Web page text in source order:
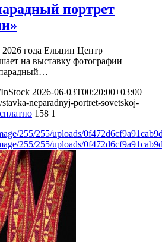
портрет
года Ельцин Центр
на выставку фотографии
2026-06-03T00:20:00+03:00
neparadnyj-portret-sovetskoj-
158 1
255/255/uploads/
255/255/uploads/